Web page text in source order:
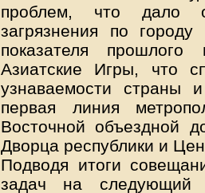
проблем, что дало
загрязнения по
показателя
Азиатские Игры, что
узнаваемости страны
первая линия
Восточной объездной
Дворца республики и
Подводя итоги
задач на